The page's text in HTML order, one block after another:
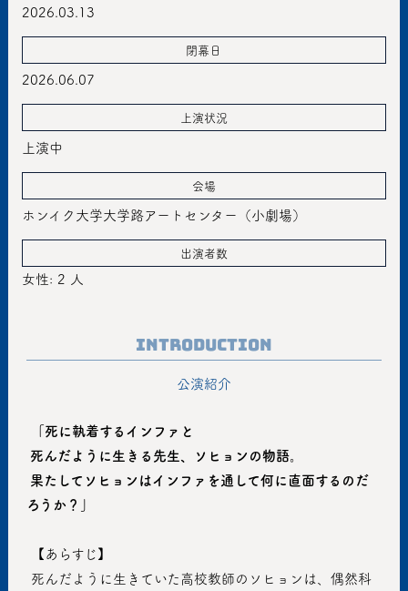
2026.03.13
閉幕日
2026.06.07
上演状況
上演中
会場
ホンイク大学大学路アートセンター（小劇場）
出演者数
女性: 2 人
Introduction
公演紹介
「死に執着するインファと
死んだように生きる先生、ソヒョンの物語。
ろうか？」
【あらすじ】